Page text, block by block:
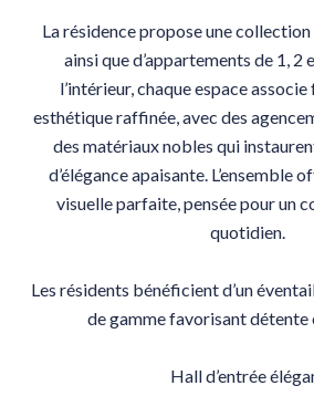
La résidence propose une
ainsi que d’appartements de 1, 2
l’intérieur, chaque espace
esthétique raffinée, avec des
des matériaux nobles qui
d’élégance apaisante. L’ensemble
visuelle parfaite, pensée pour un
quotidien.
Les résidents bénéficient d’un
de gamme favorisant détente
Hall d’entrée